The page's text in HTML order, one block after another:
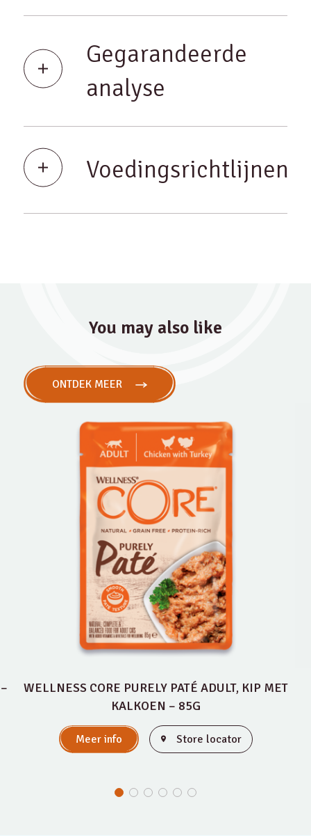
Gegarandeerde
analyse
Voedingsrichtlijnen
You may also like
ONTDEK MEER
WELLNESS CORE PURELY PATÉ ADULT, KIP MET
KALKOEN – 85G
Meer info Store locator